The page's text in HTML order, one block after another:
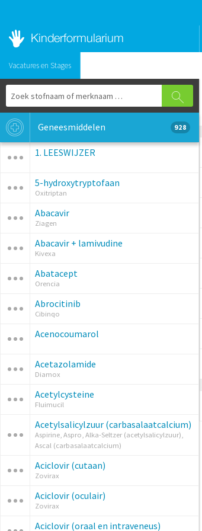
Vacatures en Stages
Geneesmiddelen 928
1. LEESWIJZER
5-hydroxytryptofaan
Oxitriptan
Abacavir
Ziagen
Abacavir + lamivudine
Kivexa
Abatacept
Orencia
Abrocitinib
Cibinqo
Acenocoumarol
Acetazolamide
Diamox
Acetylcysteine
Fluimucil
Acetylsalicylzuur (carbasalaatcalcium)
Aspirine, Aspro, Alka-Seltzer (acetylsalicylzuur),
Ascal (carbasalaatcalcium)
Aciclovir (cutaan)
Zovirax
Aciclovir (oculair)
Zovirax
Aciclovir (oraal en intraveneus)